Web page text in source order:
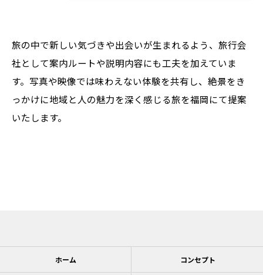
旅の中で新しい気づきや出会いが生まれるよう、旅行会
社として案内ルートや説明内容にも工夫を加えていま
す。写真や映像では味わえない体験を共有し、絶景をき
っかけに地域と人の魅力を深く感じる旅を福岡にて提案
いたします。
ホーム コンセプト